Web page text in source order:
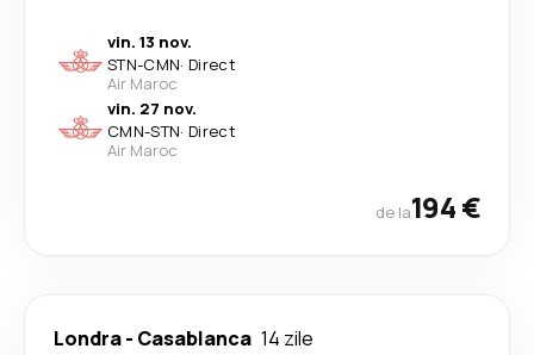
vin. 13 nov.
STN-CMN· Direct
Air Maroc
vin. 27 nov.
CMN-STN· Direct
Air Maroc
de la194 €
Londra- Casablanca 14 zile